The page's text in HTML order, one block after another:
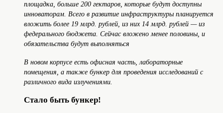
площадка, больше 200 гектаров, которые будут доступны
инноваторам. Всего в развитие инфраструктуры планируется
вложить более 19 млрд. рублей, из них 14 млрд. рублей — из
федерального бюджета. Сейчас вложено менее половины, и
обязательства будут выполняться
В новом корпусе есть офисная часть, лабораторные
помещения, а также бункер для проведения исследований с
различного вида излучениями.
Стало быть бункер!